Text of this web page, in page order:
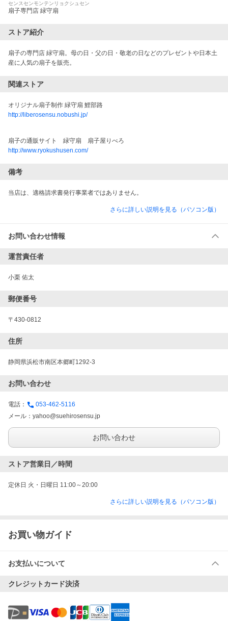
センスセンモンテンリョクシュセン
扇子専門店 緑守扇
ストア紹介
扇子の専門店 緑守扇。母の日・父の日・敬老の日などのプレゼントや日本土
産に人気の扇子を販売。
関連ストア
オリジナル扇子制作 緑守扇 鯉部路
http://liberosensu.nobushi.jp/
扇子の通販サイト　緑守扇　扇子屋りべろ
http://www.ryokushusen.com/
備考
当店は、適格請求書発行事業者ではありません。
さらに詳しい説明を見る（パソコン版）
お問い合わせ情報
運営責任者
小栗 佑太
郵便番号
〒430-0812
住所
静岡県浜松市南区本郷町1292-3
お問い合わせ
電話：
053-462-5116
メール： yahoo@suehirosensu.jp
お問い合わせ
ストア営業日／時間
定休日 火・日曜日 11:00～20:00
さらに詳しい説明を見る（パソコン版）
お買い物ガイド
お支払いについて
クレジットカード決済